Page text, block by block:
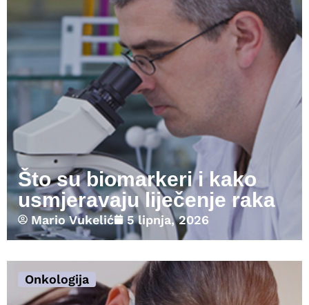
Što su biomarkeri i kako
usmjeravaju liječenje raka
Mario Vukelić 5 lipnja, 2026
Onkologija